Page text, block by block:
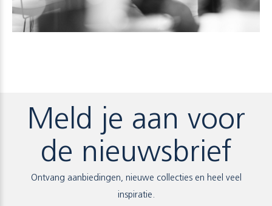
Meld je aan voor
de nieuwsbrief
Ontvang aanbiedingen, nieuwe collecties en heel veel
inspiratie.